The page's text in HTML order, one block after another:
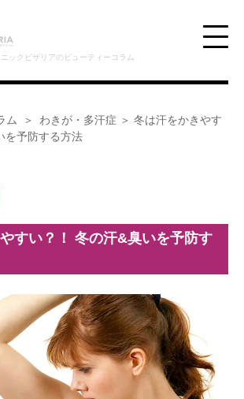
ックビザリアのビューティーコラム
ム わきが・多汗症 ＞ 冬は汗をかきやす
を予防する方法
すい？！ 冬の汗&臭いを予防す